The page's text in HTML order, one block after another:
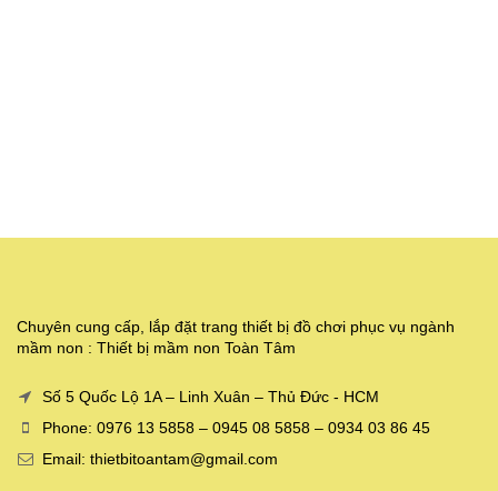
Chuyên cung cấp, lắp đặt trang thiết bị đồ chơi phục vụ ngành
mầm non : Thiết bị mầm non Toàn Tâm
Số 5 Quốc Lộ 1A – Linh Xuân – Thủ Đức - HCM
Phone: 0976 13 5858 – 0945 08 5858 – 0934 03 86 45
Email: thietbitoantam@gmail.com